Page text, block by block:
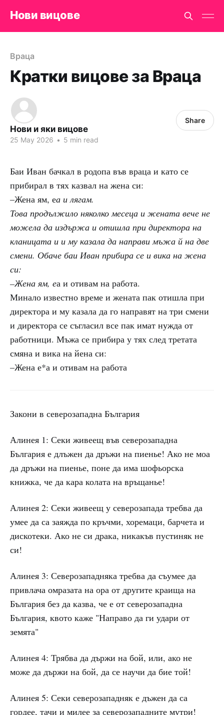
Нови вицове
Враца
Кратки вицове за Враца
Нови и яки вицове
25 May 2026 • 5 min read
Share
Баи Иван бачкал в родопа във враца и като се
прибирал в тях казвал на жена си:
–Жена ям, еа и лягам.
Това продължило няколко месеца и жената вече не
можела да издържа и отишла при директора на
кланицата и и му казала да направи мъжа й на две
смени. Обаче баи Иван прибира се и вика на жена
си:
–Жена ям, еа и отивам на работа.
Минало известно време и жената пак отишла при
директора и му казала да го направят на три смени
и директора се съгласил все пак имат нужда от
работници. Мъжа се прибира у тях след третата
смяна и вика на йена си:
–Жена е*а и отивам на работа
Закони в северозападна България
Алинея 1: Секи живеещ във северозападна
България е длъжен да дръжи на пиенье! Ако не моа
да дръжи на пиенье, поне да има шофьорска
книжка, че да кара колата на връщанье!
Алинея 2: Секи живеещ у северозапада требва да
умее да са заяжда по кръчми, хоремаци, барчета и
дискотеки. Ако не си драка, никакъв пустиняк не
си!
Алинея 3: Северозападняка требва да съумее да
привлача омразата на ора от другите краища на
България без да казва, че е от северозападна
България, квото каже "Направо да ги удари от
земята"
Алинея 4: Трябва да държи на бой, или, ако не
може да държи на бой, да се научи да бие той!
Алинея 5: Секи северозападняк е дъжен да са
гордее, тачи и милее за северозападните мутри!